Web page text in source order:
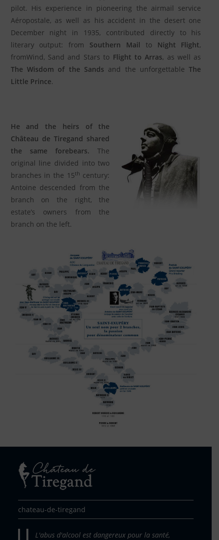
pilot. His experience in pioneering the airmail service
Aéropostale, as well as his accident in the desert one
December night in 1935, contributed directly to his
literary output: from Southern Mail to Night Flight,
fromWind, Sand and Stars to Flight to Arras, as well as
The Wisdom of the Sands and the unforgettableThe
Little Prince.
He and the heirs of the
Château de Tiregand shared
the same forebears. The
original line divided into two
branches in the 15th century:
Antoine descended from the
branch on the right, the
estate’s owners from the
branch on the left.
chateau-de-tiregand
L'abus d'alcool est dangereux pour la santé,